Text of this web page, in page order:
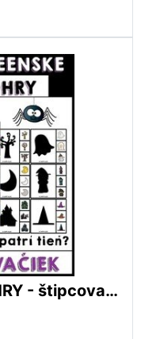
HALLOWEENSKE TIEŇOHRY - štipcovanie